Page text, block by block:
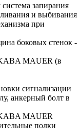
запирания
и выбивания
при
боковых стенок -
MAUER (в
сигнализации
анкерный болт в
MAUER
полки